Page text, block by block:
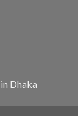
Dhaka